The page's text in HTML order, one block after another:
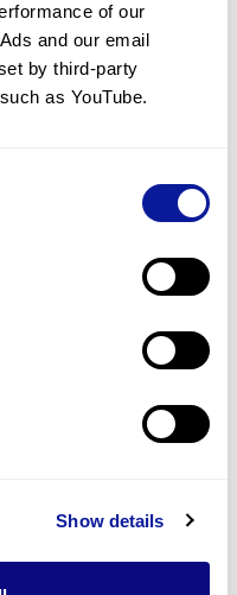
of our
and our email
by third-party
as YouTube.
Show details
수 있습니다.
를 받을 수 있습니다.
정보를 제공해 드립니다.
의 개발과 도입에 힘쓰고 있습니
리빌리언의 기술에 대해 알아보